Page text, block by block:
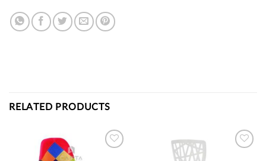
RELATED PRODUCTS